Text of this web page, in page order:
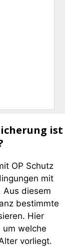
ist
OP Schutz
mit
Aus diesem
bestimmte
Hier
welche
vorliegt.